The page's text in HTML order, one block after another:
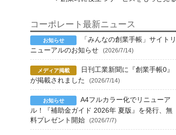
コーポレート最新ニュース
「みんなの創業手帳」サイトリ
ニューアルのお知らせ
(2026/7/14)
日刊工業新聞に『創業手帳0』
が掲載されました
(2026/7/14)
A4フルカラー化でリニューア
ル！『補助金ガイド 2026年 夏版』を発行、無
料プレゼント開始
(2026/7/7)